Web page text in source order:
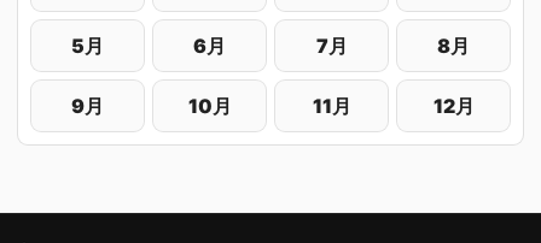
5月 6月 7月 8月
9月 10月 11月 12月